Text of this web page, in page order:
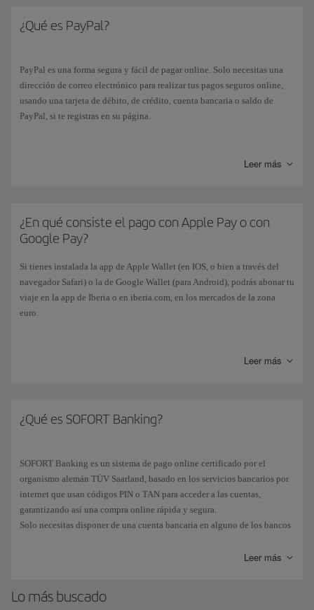
¿Qué es PayPal?
PayPal es una forma segura y fácil de pagar online. Solo necesitas una
dirección de correo electrónico para realizar tus pagos seguros online,
usando una tarjeta de débito, de crédito, cuenta bancaria o saldo de
PayPal, si te registras en su página.
página. Y una vez finalizado el procedimiento de pago, volverásLeer más
¿En qué consiste el pago con Apple Pay o con
Google Pay?
Si tienes instalada la app de Apple Wallet (en IOS, o bien a través del
navegador Safari) o la de Google Wallet (para Android), podrás abonar tu
viaje en la app de Iberia o en iberia.com, en los mercados de la zona
euro.
Mastercard o AMEX) y el pago se efectuará automáticamente, aunque es
Leer más
¿Qué es SOFORT Banking?
SOFORT Banking es un sistema de pago online certificado por el
organismo alemán TÜV Saarland, basado en los servicios bancarios por
internet que usan códigos PIN o TAN para acceder a las cuentas,
garantizando así una compra online rápida y segura.
Solo necesitas disponer de una cuenta bancaria en alguno de los bancos
España) y el pago se realiza en tres pasos, sin necesidad de registrarse.
están sujetos a ningún cargo.
Leer más
Lo más buscado